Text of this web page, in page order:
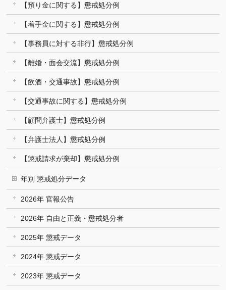
【預り金に関する】懲戒処分例
【着手金に関する】懲戒処分例
【事務員に対する非行】懲戒処分例
【離婚・面会交流】懲戒処分例
【飲酒・交通事故】懲戒処分例
【交通事故に関する】懲戒処分例
【顧問弁護士】懲戒処分例
【弁護士法人】懲戒処分例
【懲戒請求が棄却】懲戒処分例
年別 懲戒処分データ
2026年 官報公告
2026年 自由と正義・懲戒処分者
2025年 懲戒データ
2024年 懲戒データ
2023年 懲戒データ